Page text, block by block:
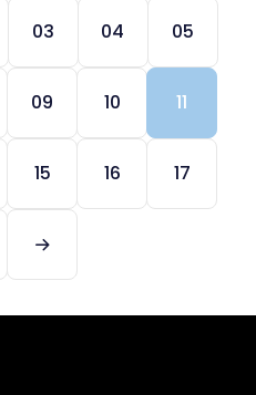
03 04 05
09 10 11
15 16 17